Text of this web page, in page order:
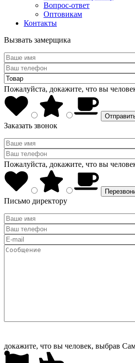
Вопрос-ответ
Оптовикам
Контакты
Вызвать замерщика
Пожалуйста, докажите, что вы
Заказать звонок
Пожалуйста, докажите, что вы
Письмо директору
докажите, что вы человек, выбрав